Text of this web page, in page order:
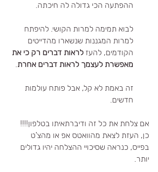
ההפתעה הכי גדולה לה חיכתה.
לבוא תמימה למרות הקושי. להיפתח
למרות המגננות שנשארו מהדייטים
הקודמים, להעז לראות דברים רק כי את
מאפשרת לעצמך לראות דברים אחרת.
זה באמת לא קל, אבל פותח עולמות
חדשים.
אם צלחת את כל זה ודיברתאיתו בטלפון!!!!
כן, העזת לצאת מהוואטס אפ או מהצ'ט
בפייס, כנראה שסיכויי ההצלחה יהיו גדולים
יותר.